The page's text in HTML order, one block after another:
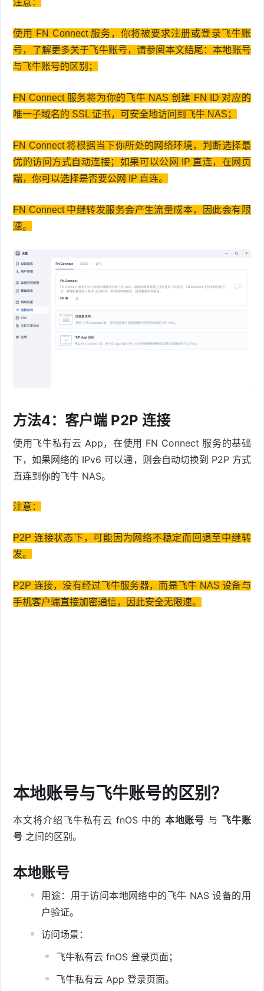
注意：
使用 FN Connect 服务，你将被要求注册或登录飞牛账
号，了解更多关于飞牛账号，请参阅本文结尾：本地账号
与飞牛账号的区别；
FN Connect 服务将为你的飞牛 NAS 创建 FN ID 对应的
唯一子域名的 SSL 证书，可安全地访问到飞牛 NAS；
FN Connect 将根据当下你所处的网络环境，判断选择最
优的访问方式自动连接；如果可以公网 IP 直连，在网页
端，你可以选择是否要公网 IP 直连。
FN Connect 中继转发服务会产生流量成本，因此会有限
速。
方法4：客户端 P2P 连接
使用飞牛私有云 App，在使用 FN Connect 服务的基础
下，如果网络的 IPv6 可以通，则会自动切换到 P2P 方式
直连到你的飞牛 NAS。
注意：
P2P 连接状态下，可能因为网络不稳定而回退至中继转
发。
P2P 连接，没有经过飞牛服务器，而是飞牛 NAS 设备与
手机客户端直接加密通信，因此安全无限速。
本地账号与飞牛账号的区别？
本文将介绍飞牛私有云 fnOS 中的 本地账号 与 飞牛账
号 之间的区别。
本地账号
用途：用于访问本地网络中的飞牛 NAS 设备的用
户验证。
访问场景：
飞牛私有云 fnOS 登录页面；
飞牛私有云 App 登录页面。